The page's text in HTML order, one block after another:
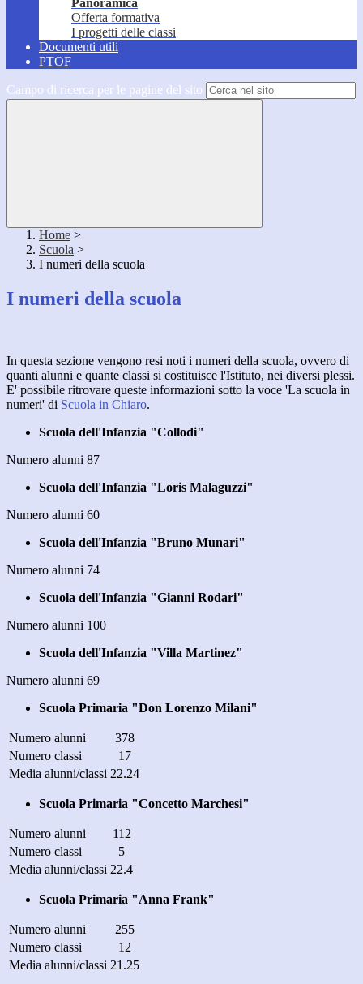
Panoramica
Offerta formativa
I progetti delle classi
Documenti utili
PTOF
Campo di ricerca per le pagine del sito
Home >
Scuola >
I numeri della scuola
I numeri della scuola
In questa sezione vengono resi noti i numeri della scuola, ovvero di
quanti alunni e quante classi si costituisce l'Istituto, nei diversi plessi.
E' possibile ritrovare queste informazioni sotto la voce 'La scuola in
numeri' di Scuola in Chiaro.
Scuola dell'Infanzia "Collodi"
Numero alunni 87
Scuola dell'Infanzia "Loris Malaguzzi"
Numero alunni 60
Scuola dell'Infanzia "Bruno Munari"
Numero alunni 74
Scuola dell'Infanzia "Gianni Rodari"
Numero alunni 100
Scuola dell'Infanzia "Villa Martinez"
Numero alunni 69
Scuola Primaria "Don Lorenzo Milani"
Numero alunni
378
Numero classi
17
Media alunni/classi 22.24
Scuola Primaria "Concetto Marchesi"
Numero alunni
112
Numero classi
5
Media alunni/classi 22.4
Scuola Primaria "Anna Frank"
Numero alunni
255
Numero classi
12
Media alunni/classi 21.25